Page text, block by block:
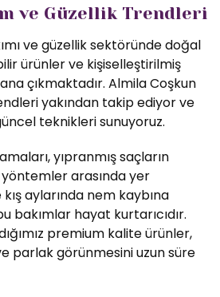
ve Güzellik Trendleri
ve güzellik sektöründe doğal
ürünler ve kişiselleştirilmiş
çıkmaktadır. Almila Coşkun
yakından takip ediyor ve
teknikleri sunuyoruz.
yıpranmış saçların
arasında yer
aylarında nem kaybına
bakımlar hayat kurtarıcıdır.
premium kalite ürünler,
ve parlak görünmesini uzun süre